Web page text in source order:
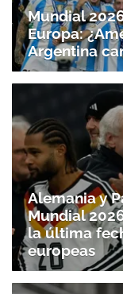
Mundial
Europa:
Argentina
Alemania y
Mundial
la última
europeas